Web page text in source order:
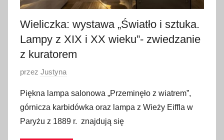
Wieliczka: wystawa „Światło i sztuka.
Lampy z XIX i XX wieku”- zwiedzanie
z kuratorem
O
u
b
l
i
przez Justyna
Piękna lampa salonowa „Przeminęło z wiatrem”,
górnicza karbidówka oraz lampa z Wieży Eiffla w
Paryżu z 1889 r. znajdują się